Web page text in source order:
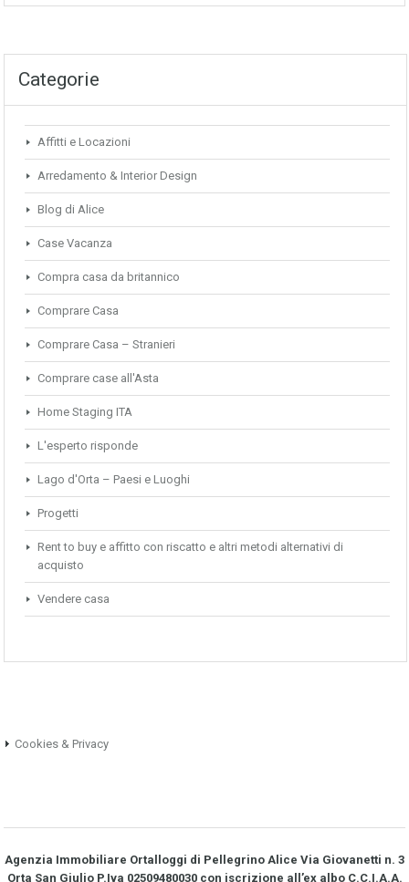
Categorie
Affitti e Locazioni
Arredamento & Interior Design
Blog di Alice
Case Vacanza
Compra casa da britannico
Comprare Casa
Comprare Casa – Stranieri
Comprare case all'Asta
Home Staging ITA
L'esperto risponde
Lago d'Orta – Paesi e Luoghi
Progetti
Rent to buy e affitto con riscatto e altri metodi alternativi di
acquisto
Vendere casa
Cookies & Privacy
Agenzia Immobiliare Ortalloggi di Pellegrino Alice Via Giovanetti n. 3
Orta San Giulio P.Iva 02509480030 con iscrizione all’ex albo C.C.I.A.A.